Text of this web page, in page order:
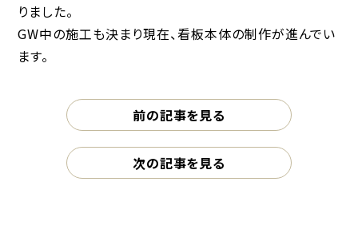
りました。
GW中の施工も決まり現在、看板本体の制作が進んでい
ます。
前の記事を見る
次の記事を見る